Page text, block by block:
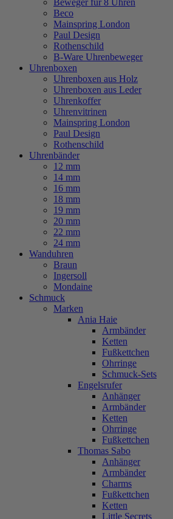
Beweger für 8 Uhren
Beco
Mainspring London
Paul Design
Rothenschild
B-Ware Uhrenbeweger
Uhrenboxen
Uhrenboxen aus Holz
Uhrenboxen aus Leder
Uhrenkoffer
Uhrenvitrinen
Mainspring London
Paul Design
Rothenschild
Uhrenbänder
12 mm
14 mm
16 mm
18 mm
19 mm
20 mm
22 mm
24 mm
Wanduhren
Braun
Ingersoll
Mondaine
Schmuck
Marken
Ania Haie
Armbänder
Ketten
Fußkettchen
Ohrringe
Schmuck-Sets
Engelsrufer
Anhänger
Armbänder
Ketten
Ohrringe
Fußkettchen
Thomas Sabo
Anhänger
Armbänder
Charms
Fußkettchen
Ketten
Little Secrets